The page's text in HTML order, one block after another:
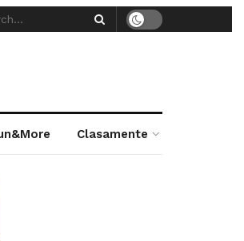
Clasamente